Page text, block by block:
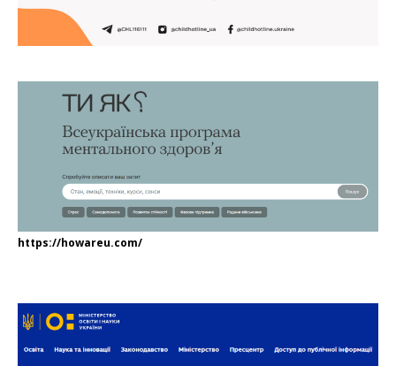
https://howareu.com/